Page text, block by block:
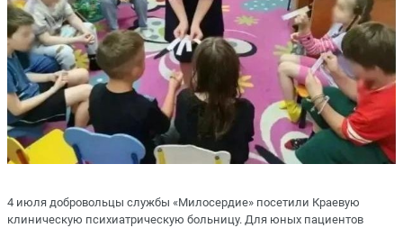
4 июля добровольцы службы «Милосердие» посетили Краевую
клиническую психиатрическую больницу. Для юных пациентов